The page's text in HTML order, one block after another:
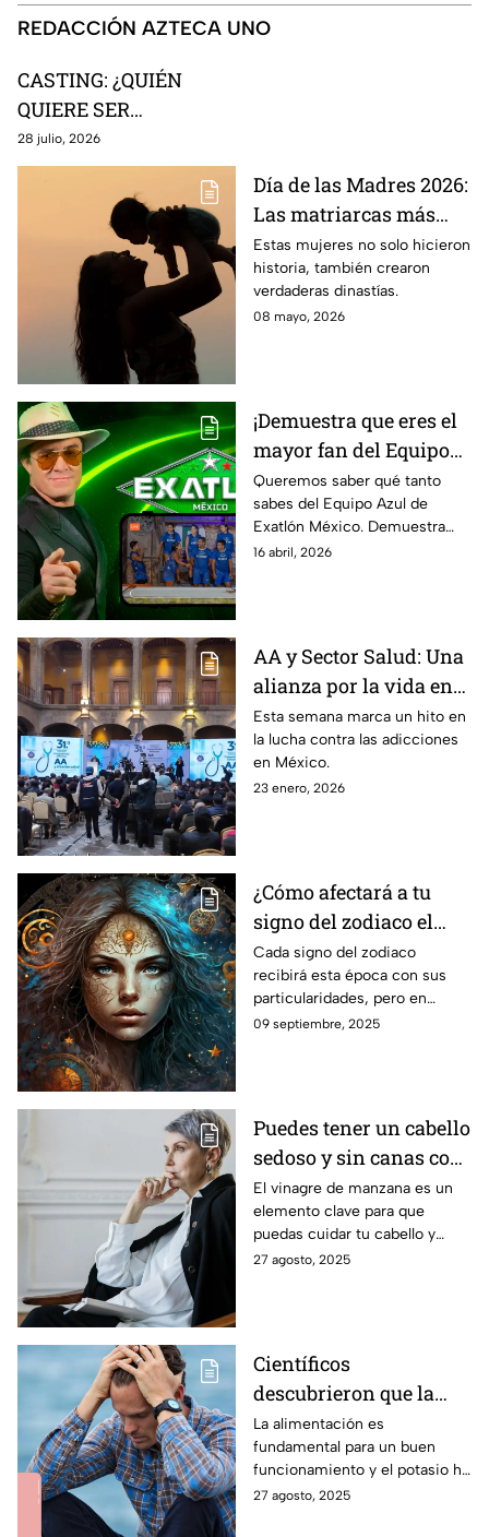
REDACCIÓN AZTECA UNO
CASTING: ¿QUIÉN
QUIERE SER
MILLONARIO?'
28 julio, 2026
Día de las Madres 2026:
Las matriarcas más
famosas de México,
líderes de dinastías
Estas mujeres no solo hicieron
historia, también crearon
verdaderas dinastías.
08 mayo, 2026
¡Demuestra que eres el
mayor fan del Equipo
Azul y llévate un
premio!
Queremos saber qué tanto
sabes del Equipo Azul de
Exatlón México. Demuestra
que eres el mayor fan y llévate
16 abril, 2026
AA y Sector Salud: Una
alianza por la vida en
la 31ª Semana Nacional
de Información.
Esta semana marca un hito en
la lucha contra las adicciones
en México.
23 enero, 2026
¿Cómo afectará a tu
signo del zodiaco el
Urano retrógado en
Géminis?
Cada signo del zodiaco
recibirá esta época con sus
particularidades, pero en
general las personas tendrán
09 septiembre, 2025
Puedes tener un cabello
sedoso y sin canas con
ayuda de un
ingrediente de cocina
El vinagre de manzana es un
elemento clave para que
puedas cuidar tu cabello y
dejarlo sin canas.
27 agosto, 2025
Científicos
descubrieron que la
ingesta de potasio
podría tratar la
depresión
La alimentación es
fundamental para un buen
funcionamiento y el potasio ha
desmostrado influir
27 agosto, 2025